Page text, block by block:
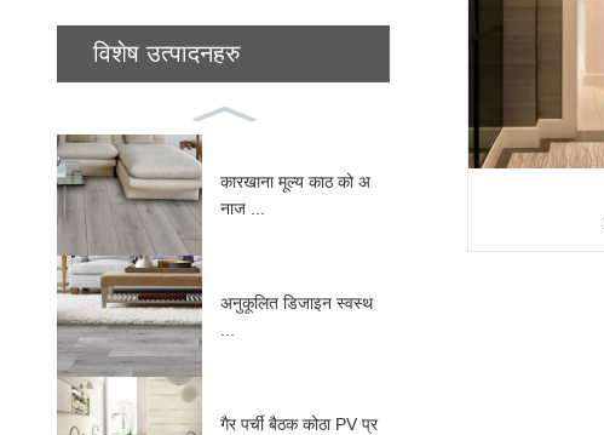
विशेष उत्पादनहरु
कारखाना मूल्य काठ को अ
नाज ...
अनुकूलित डिजाइन स्वस्थ
गैर पर्ची बैठक कोठा PV प्र